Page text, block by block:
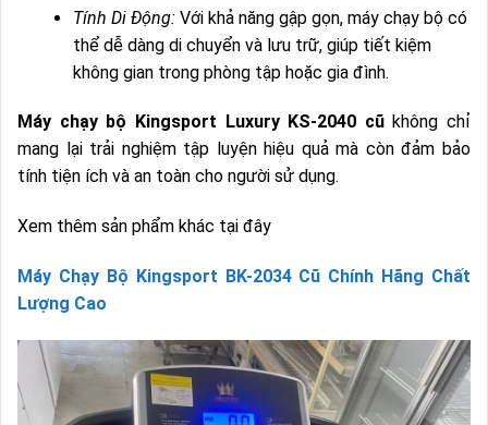
Tính Di Động:Với khả năng gập gọn, máy chạy bộ có
thể dễ dàng di chuyển và lưu trữ, giúp tiết kiệm
không gian trong phòng tập hoặc gia đình.
Máy chạy bộ Kingsport Luxury KS-2040 cũkhông chỉ
mang lại trải nghiệm tập luyện hiệu quả mà còn đảm bảo
tính tiện ích và an toàn cho người sử dụng.
Xem thêm sản phẩm khác tại đây
Máy Chạy Bộ Kingsport BK-2034 Cũ Chính Hãng Chất
Lượng Cao